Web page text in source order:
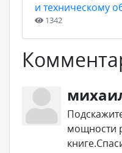
и техническому
1342
мощности